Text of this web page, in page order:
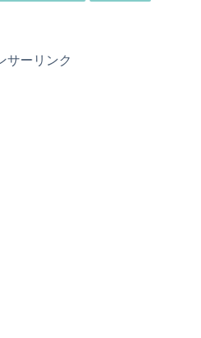
サーリンク